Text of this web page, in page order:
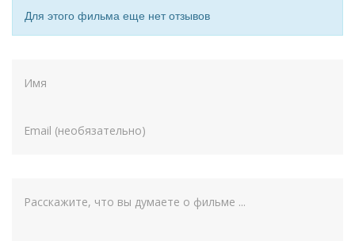
Для этого фильма еще нет отзывов